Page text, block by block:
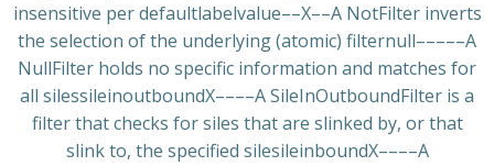
insensitive per defaultlabelvalue––X––A NotFilter inverts
the selection of the underlying (atomic) filternull–––––A
NullFilter holds no specific information and matches for
all silessileinoutboundX––––A SileInOutboundFilter is a
filter that checks for siles that are slinked by, or that
slink to, the specified silesileinboundX––––A